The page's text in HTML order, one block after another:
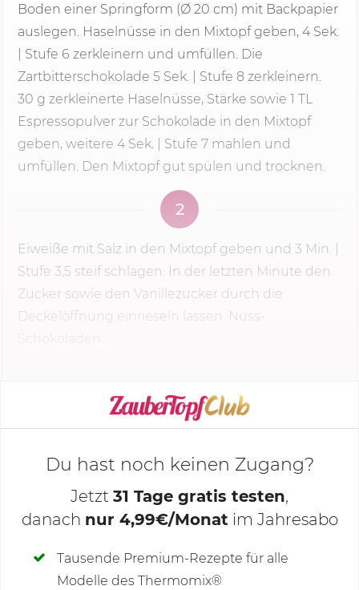
Boden einer Springform (Ø 20 cm) mit Backpapier
auslegen. Haselnüsse in den Mixtopf geben, 4 Sek.
Stufe 6 zerkleinern und umfüllen. Die
Zartbitterschokolade 5 Sek. | Stufe 8 zerkleinern.
30 g zerkleinerte Haselnüsse, Stärke sowie 1 TL
Espressopulver zur Schokolade in den Mixtopf
geben, weitere 4 Sek.
| Stufe 7 mahlen und
umfüllen. Den Mixtopf gut spülen und trocknen.
2
Eiweiße mit Salz in den Mixtopf geben und 3 Min.
Stufe 3,5 steif schlagen. In der letzten Minute den
Zucker sowie den Vanillezucker durch die
Deckelöffnung einrieseln lassen. Nuss­-
KOCHMODUS STARTEN
Deine Notizen
Du hast noch keinen Zugang?
Jetzt 31 Tage gratis testen,
danach nur 4,99€/Monat im Jahresabo
Tausende Premium-Rezepte für alle
Modelle des Thermomix®